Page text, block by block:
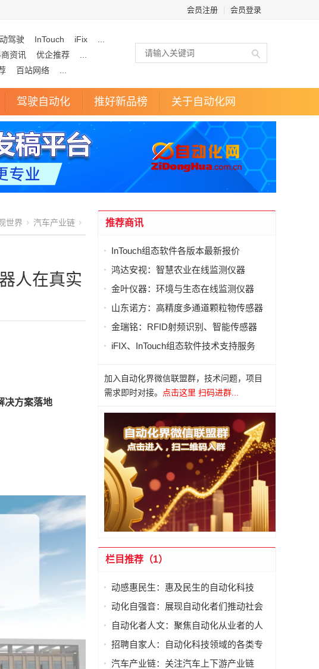
会员注册 会员登录
驾驶 InTouch iFix
资讯 优企推荐
百站网络
驾驶自动化 推好新品榜 关于自动化网
世界 汽车产业链
人在真实
决方案落地
推荐商讯
InTouch组态软件各版本最新报价
鸿达安视：智慧农业在线监测仪器
金叶仪器：环境与生态在线监测仪器
山东诺方：高精度多通道颗粒物传感器
金瑞铭：RFID射频识别、智能传感器
iFIX、InTouch组态软件技术支持服务
加入自动化界微信联盟群，技术问题，项目
需求即时对接。
点击这里 扫码进群...
栏目推荐（1）
动感惠民生：惠及民生的自动化科技
动化自强音：展现自动化者们推动社会
进步发出的响亮声音
自动化者人文：聚焦自动化从业者的人
文思考
招聘自家人：自动化科技领域的各类专
家及人才需求资讯
汽车产业链：关注汽车上下游产业链